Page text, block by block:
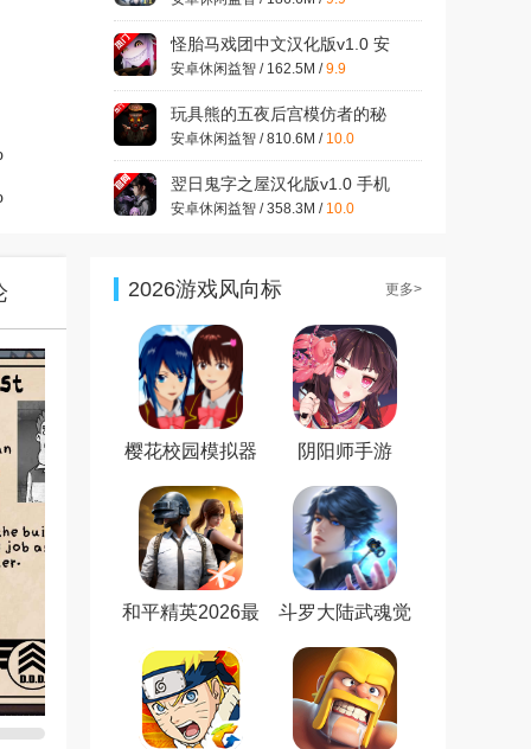
怪胎马戏团中文汉化版v1.0 安
卓版
安卓休闲益智 / 162.5M /9.9
玩具熊的五夜后宫模仿者的秘
密恐怖游戏v0.0.1 最新版
安卓休闲益智 / 810.6M / 10.0
翌日鬼字之屋汉化版v1.0 手机
版
安卓休闲益智 / 358.3M / 10.0
安卓休闲益智 / 322.2M /
大话西游手游官方版v1.1.433
安卓最新版
安卓角色扮演 / 1.98G /9.7
王者荣耀官方版v2021最新版
安卓角色扮演 / 1.83G /7.2
2026游戏风向标 更多>
樱花校园模拟器
新版
阴阳师手游
和平精英2026最
斗罗大陆武魂觉